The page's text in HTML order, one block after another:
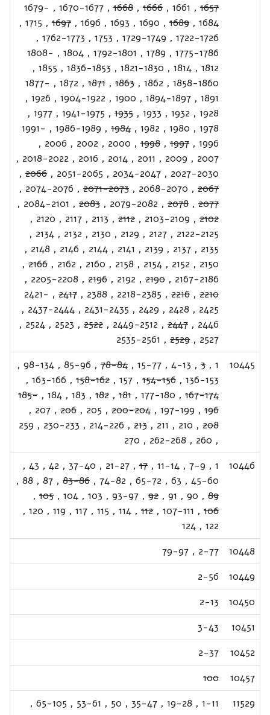
1657
,
1661
,
1666
,
1668
,
1670-1677
,
1679-
1684
,
1689
,
1690
,
1693
,
1696
,
1697
,
1715
,
1722-1726
,
1729-1749
,
1753
,
1762-1773
,
1775-1786
,
1789
,
1792-1801
,
1804
,
1808-
1812
,
1814
,
1821-1830
,
1836-1853
,
1855
,
1858-1860
,
1862
,
1863
,
1871
,
1872
,
1877-
1891
,
1894-1897
,
1900
,
1904-1922
,
1926
,
1928
,
1932
,
1933
,
1935
,
1941-1975
,
1977
,
1978
,
1980
,
1982
,
1984
,
1986-1989
,
1991-
1996
,
1997
,
1998
,
2000
,
2002
,
2006
,
2007
,
2009
,
2011
,
2014
,
2016
,
2018-2022
,
2027-2030
,
2034-2047
,
2051-2065
,
2066
,
2067
,
2068-2070
,
2071-2073
,
2074-2076
,
2077
,
2078
,
2079-2082
,
2083
,
2084-2101
,
2102
,
2103-2109
,
2112
,
2113
,
2117
,
2120
,
2122-2125
,
2127
,
2129
,
2130
,
2132
,
2134
,
2135
,
2137
,
2139
,
2141
,
2144
,
2146
,
2148
,
2150
,
2152
,
2154
,
2158
,
2160
,
2162
,
2166
,
2167-2186
,
2190
,
2192
,
2196
,
2205-2208
,
2210
,
2216
,
2218-2385
,
2388
,
2417
,
2421-
2425
,
2428
,
2429
,
2431-2435
,
2437-2444
,
2446
,
2447
,
2449-2512
,
2522
,
2523
,
2524
,
2527
,
2529
,
2535-2561
10445
1
,
3
,
4-13
,
15-77
,
78-84
,
85-96
,
98-134
,
136-153
,
154-156
,
157
,
158-162
,
163-166
,
167-174
,
177-180
,
181
,
182
,
183
,
184
,
185-
196
,
197-199
,
200-204
,
205
,
206
,
207
,
208
,
210
,
211
,
213
,
214-226
,
230-233
,
259
,
260
,
262-268
,
270
10446
1
,
7-9
,
11-14
,
17
,
21-27
,
37-40
,
42
,
43
,
45-60
,
63
,
65-72
,
74-82
,
83-86
,
87
,
88
,
89
,
90
,
91
,
92
,
93-97
,
103
,
104
,
105
,
106
,
107-111
,
112
,
114
,
115
,
117
,
119
,
120
,
122
,
124
10448
2-77
,
79-97
10449
2-56
10450
2-13
10451
3-43
10452
2-37
10457
100
11529
1-11
,
19-28
,
35-47
,
50
,
53-61
,
65-105
,